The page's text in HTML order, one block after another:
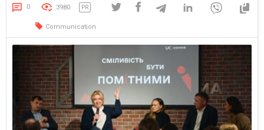
оттоку и, что самое печальное, падению доходов. Немного статистики: […]
0 3980 PR
Communication